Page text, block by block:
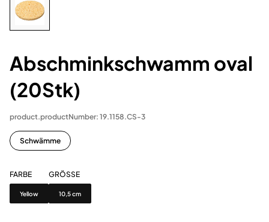
Abschminkschwamm oval
(20Stk)
product.productNumber: 19.1158.CS-3
Schwämme
FARBE
Farbe
Yellow
GRÖSSE
Grösse
10,5 cm